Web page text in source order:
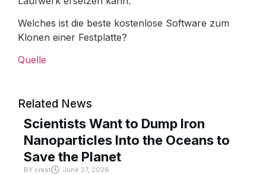
Welches ist die beste kostenlose Software zum
Klonen einer Festplatte?
Quelle
Related News
Scientists Want to Dump Iron
Nanoparticles Into the Oceans to
Save the Planet
BY crast June 27, 2026